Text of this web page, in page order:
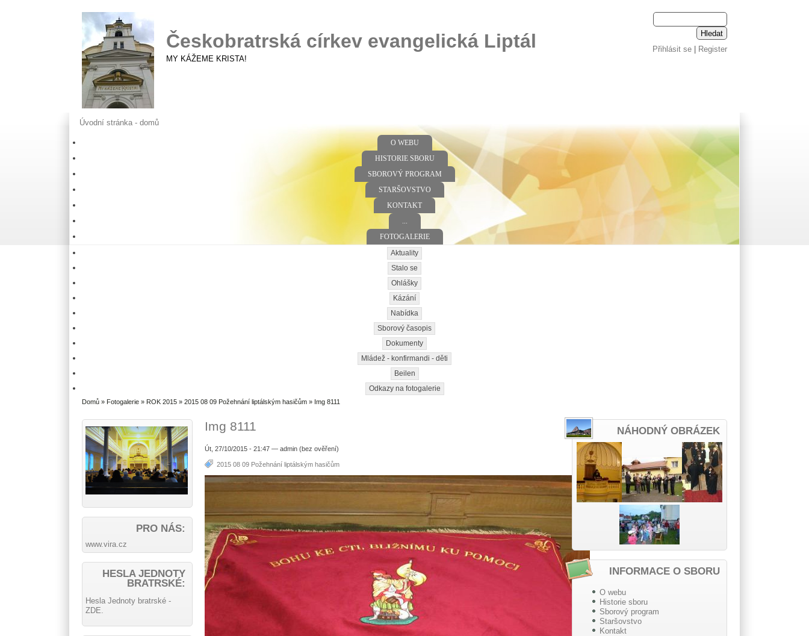
Přihlásit se| Register
Českobratrská církev evangelická Liptál
MY KÁŽEME KRISTA!
Úvodní stránka - domů
O WEBU
HISTORIE SBORU
SBOROVÝ PROGRAM
STARŠOVSTVO
KONTAKT
FOTOGALERIE
Aktuality
Stalo se
Ohlášky
Kázání
Nabídka
Sborový časopis
Dokumenty
Mládež - konfirmandi - děti
Beilen
Odkazy na fotogalerie
Domů » Fotogalerie » ROK 2015 »2015 08 09 Požehnání liptálským hasičům » Img 8111
Img 8111
Út, 27/10/2015 - 21:47 — admin (bez ověření)
2015 08 09 Požehnání liptálským hasičům
PRO NÁS:
www.vira.cz
HESLA JEDNOTY
BRATRSKÉ:
Hesla Jednoty bratrské -
ZDE.
NÁHODNÝ OBRÁZEK
INFORMACE O SBORU
O webu
Historie sboru
Sborový program
Staršovstvo
Kontakt